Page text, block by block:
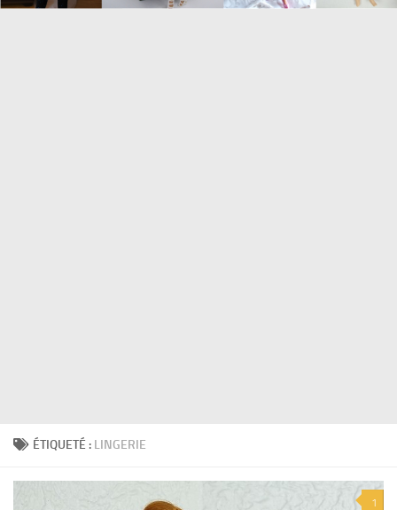
ÉTIQUETÉ : LINGERIE
1